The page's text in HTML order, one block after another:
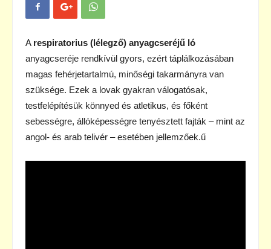
A respiratorius (lélegző) anyagcseréjű ló
anyagcseréje rendkívül gyors, ezért táplálkozásában
magas fehérjetartalmú, minőségi takarmányra van
szüksége. Ezek a lovak gyakran válogatósak,
testfelépítésük könnyed és atletikus, és főként
sebességre, állóképességre tenyésztett fajták – mint az
angol- és arab telivér – esetében jellemzőek.ű